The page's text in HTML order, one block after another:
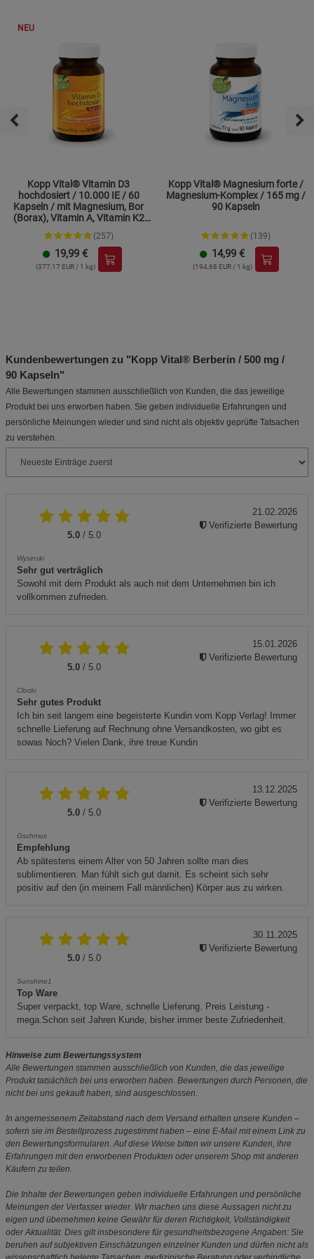
NEU
Kopp Vital® Vitamin D3
hochdosiert / 10.000 IE / 60
Kapseln / mit Magnesium, Bor
(Borax), Vitamin A, Vitamin K2
und Zink
(257)
19,99 €
(377,17 EUR / 1 kg)
Kopp Vital® Magnesium forte /
Magnesium-Komplex / 165 mg /
90 Kapseln
(139)
14,99 €
(194,68 EUR / 1 kg)
Kundenbewertungen zu "Kopp Vital® Berberin / 500 mg /
90 Kapseln"
Alle Bewertungen stammen ausschließlich von Kunden, die das jeweilige
Produkt bei uns erworben haben. Sie geben individuelle Erfahrungen und
persönliche Meinungen wieder und sind nicht als objektiv geprüfte Tatsachen
zu verstehen.
5.0 / 5.0
Wysinski
Sehr gut verträglich
Sowohl mit dem Produkt als auch mit dem Unternehmen bin ich
vollkommen zufrieden.
21.02.2026
Verifizierte Bewertung
5.0 / 5.0
Cloclo
Sehr gutes Produkt
Ich bin seit langem eine begeisterte Kundin vom Kopp Verlag! Immer
schnelle Lieferung auf Rechnung ohne Versandkosten, wo gibt es
sowas Noch? Vielen Dank, ihre treue Kundin
15.01.2026
Verifizierte Bewertung
5.0 / 5.0
Gschmus
Empfehlung
Ab spätestens einem Alter von 50 Jahren sollte man dies
sublimentieren. Man fühlt sich gut damit. Es scheint sich sehr
positiv auf den (in meinem Fall männlichen) Körper aus zu wirken.
13.12.2025
Verifizierte Bewertung
5.0 / 5.0
Sunshine1
Top Ware
Super verpackt, top Ware, schnelle Lieferung. Preis Leistung -
mega.Schon seit Jahren Kunde, bisher immer beste Zufriedenheit.
30.11.2025
Verifizierte Bewertung
Hinweise zum Bewertungssystem
Alle Bewertungen stammen ausschließlich von Kunden, die das jeweilige
Produkt tatsächlich bei uns erworben haben. Bewertungen durch Personen, die
nicht bei uns gekauft haben, sind ausgeschlossen.
In angemessenem Zeitabstand nach dem Versand erhalten unsere Kunden –
sofern sie im Bestellprozess zugestimmt haben – eine E-Mail mit einem Link zu
den Bewertungsformularen. Auf diese Weise bitten wir unsere Kunden, ihre
Erfahrungen mit den erworbenen Produkten oder unserem Shop mit anderen
Käufern zu teilen.
Die Inhalte der Bewertungen geben individuelle Erfahrungen und persönliche
Meinungen der Verfasser wieder. Wir machen uns diese Aussagen nicht zu
eigen und übernehmen keine Gewähr für deren Richtigkeit, Vollständigkeit
oder Aktualität. Dies gilt insbesondere für gesundheitsbezogene Angaben: Sie
beruhen auf subjektiven Einschätzungen einzelner Kunden und dürfen nicht als